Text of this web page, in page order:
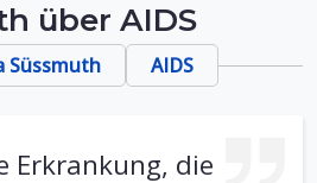
über AIDS
Süssmuth AIDS
Erkrankung, die